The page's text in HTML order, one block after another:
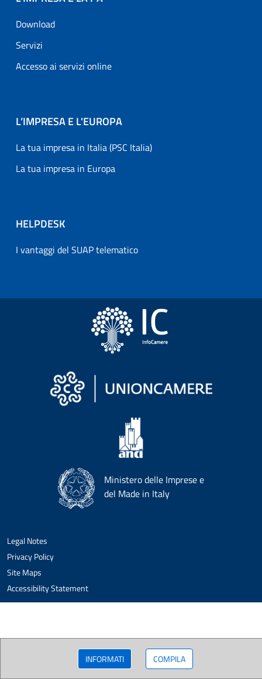
INFORMATI COMPILA
Download
Servizi
Accesso ai servizi online
L’IMPRESA E L'EUROPA
La tua impresa in Italia (PSC Italia)
La tua impresa in Europa
HELPDESK
I vantaggi del SUAP telematico
Ministero delle Imprese e
del Made in Italy
Legal Notes
Privacy Policy
Site Maps
Accessibility Statement